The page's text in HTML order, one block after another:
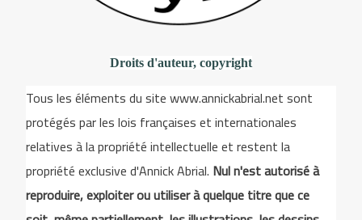
Droits d'auteur, copyright
Tous les éléments du site www.annickabrial.net sont
protégés par les lois françaises et internationales
relatives à la propriété intellectuelle et restent la
propriété exclusive d'Annick Abrial. Nul n'est autorisé à
reproduire, exploiter ou utiliser à quelque titre que ce